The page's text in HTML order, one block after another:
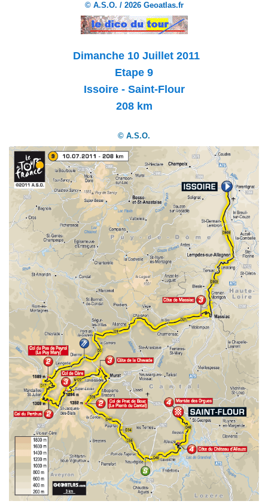
© A.S.O. / 2026 Geoatlas.fr
Dimanche 10 Juillet 2011
Etape 9
Issoire - Saint-Flour
208 km
© A.S.O.